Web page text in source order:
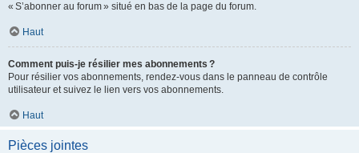
« S’abonner au forum » situé en bas de la page du forum.
Haut
Comment puis-je résilier mes abonnements ?
Pour résilier vos abonnements, rendez-vous dans le panneau de contrôle
utilisateur et suivez le lien vers vos abonnements.
Haut
Pièces jointes